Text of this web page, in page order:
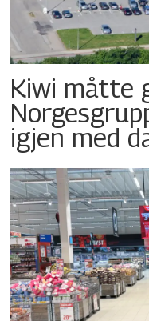
Kiwi måtte
igjen med